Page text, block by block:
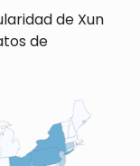
de Xun
de